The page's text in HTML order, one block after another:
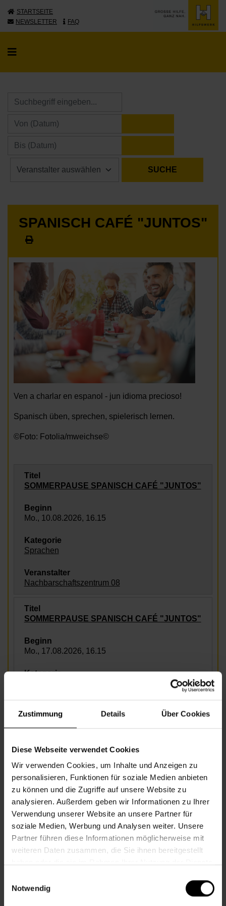
Zustimmung Details Über Cookies
Diese Webseite verwendet Cookies
Wir verwenden Cookies, um Inhalte und Anzeigen zu
personalisieren, Funktionen für soziale Medien anbieten
zu können und die Zugriffe auf unsere Website zu
analysieren. Außerdem geben wir Informationen zu Ihrer
Verwendung unserer Website an unsere Partner für
soziale Medien, Werbung und Analysen weiter. Unsere
Partner führen diese Informationen möglicherweise mit
weiteren Daten zusammen, die Sie ihnen bereitgestellt
Notwendig
STARTSEITE
NEWSLETTER
FAQ
SPANISCH CAFÉ "JUNTOS"
Ven a charlar en espanol - jun idioma precioso!
Spanisch üben, sprechen, spielerisch lernen.
©Foto: Fotolia/mweichse©
SOMMERPAUSE SPANISCH CAFÉ "JUNTOS"
Mo., 10.08.2026, 16.15
Sprachen
Nachbarschaftszentrum 08
SOMMERPAUSE SPANISCH CAFÉ "JUNTOS"
Mo., 17.08.2026, 16.15
Nachbarschaftszentrum 08
SOMMERPAUSE SPANISCH CAFÉ "JUNTOS"
Mo., 24.08.2026, 16.15
Sprachen
Nachbarschaftszentrum 08
SOMMERPAUSE SPANISCH CAFÉ "JUNTOS"